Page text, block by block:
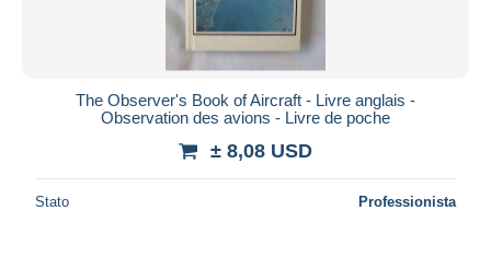
The Observer's Book of Aircraft - Livre anglais -
Observation des avions - Livre de poche
± 8,08 USD
Stato Professionista